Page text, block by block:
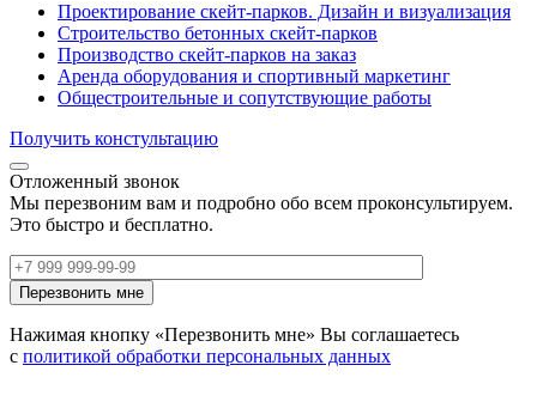
Проектирование скейт-парков. Дизайн и визуализация
Строительство бетонных скейт-парков
Производство скейт-парков на заказ
Аренда оборудования и спортивный маркетинг
Общестроительные и сопутствующие работы
Получить констультацию
Отложенный звонок
Мы перезвоним вам и подробно обо всем проконсультируем.
Это быстро и бесплатно.
Нажимая кнопку «Перезвонить мне» Вы соглашаетесь
с политикой обработки персональных данных